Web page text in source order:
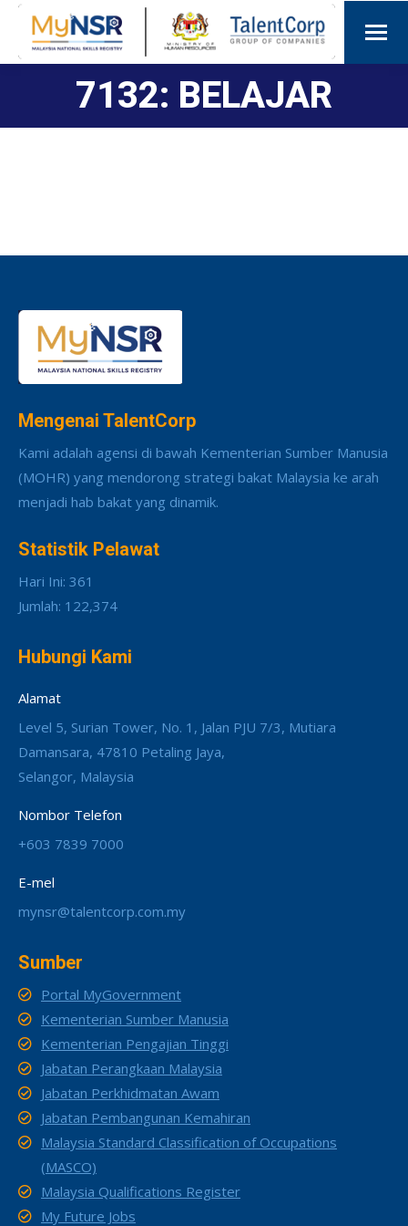
7132: BELAJAR
Mengenai TalentCorp
Kami adalah agensi di bawah Kementerian Sumber Manusia
(MOHR) yang mendorong strategi bakat Malaysia ke arah
menjadi hab bakat yang dinamik.
Statistik Pelawat
Hari Ini: 361
Jumlah: 122,374
Hubungi Kami
Alamat
Level 5, Surian Tower, No. 1, Jalan PJU 7/3, Mutiara
Damansara, 47810 Petaling Jaya,
Selangor, Malaysia
Nombor Telefon
+603 7839 7000
E-mel
mynsr@talentcorp.com.my
Sumber
Portal MyGovernment
Kementerian Sumber Manusia
Kementerian Pengajian Tinggi
Jabatan Perangkaan Malaysia
Jabatan Perkhidmatan Awam
Jabatan Pembangunan Kemahiran
Malaysia Standard Classification of Occupations
(MASCO)
Malaysia Qualifications Register
My Future Jobs